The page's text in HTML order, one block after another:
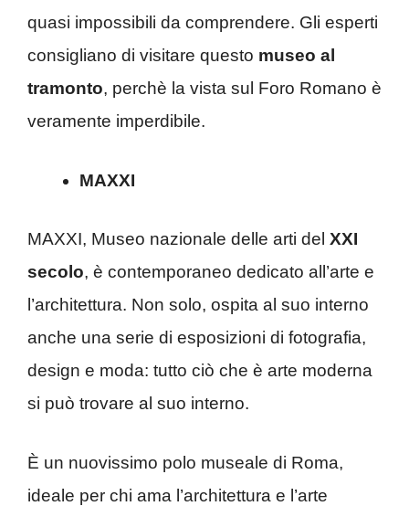
quasi impossibili da comprendere. Gli esperti
consigliano di visitare questo museo al
tramonto, perchè la vista sul Foro Romano è
veramente imperdibile.
MAXXI
MAXXI, Museo nazionale delle arti del XXI
secolo, è contemporaneo dedicato all’arte e
l’architettura. Non solo, ospita al suo interno
anche una serie di esposizioni di fotografia,
design e moda: tutto ciò che è arte moderna
si può trovare al suo interno.
È un nuovissimo polo museale di Roma,
ideale per chi ama l’architettura e l’arte